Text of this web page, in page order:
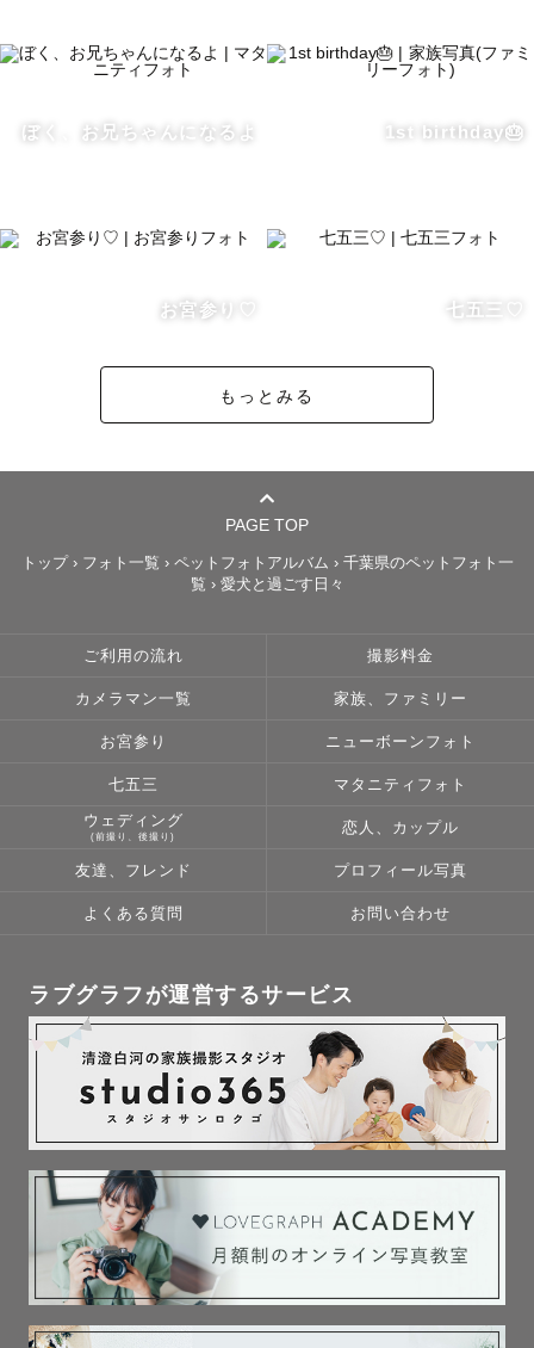
・水天宮（中央区）
・赤坂日枝神社（千代田区）
・葛飾八幡宮(市川市)
・成田山新勝寺（成田市）
七五三のご予約、土日や大安から埋まっていきます。
10時以降〜は基本的に混んでいますので、早朝の撮影がお
午前枠：8:00-10:00までに撮影開始
午後枠：13:00-15:00までに撮影開始
とさせていただきます。
された方には時間変更をお願いする場合がございます。
最寄り駅から現地まで徒歩15分を超える場合はタクシーで
向かいます。
はじめまして！千葉県を拠点に活動しているフォトグラフ
ァーの ぷりん です。
リン」と、応援しているアイドルグループの「プリン好き
けできるように、心を込めて撮影しています。
🌸 ぷりんのこと
兵庫県出身で、2023年から千葉県に移り住みました。
中学・高校時代は吹奏楽部でホルンを担当。中学時代に姪
が生まれたことをきっかけに「子どもって可愛いな」と感
じ、保育の道を志すように。大学では保育学科で学びなが
ら、学童保育、保育園などでアルバイトも経験。
大学卒業後は2年間保育士をしていました。
ぼく、お兄ちゃんになるよ 1st birthday🎂
お宮参り♡ 七五三♡
もっとみる
PAGE TOP
トップ› フォト一覧 › ペットフォトアルバム › 千葉県のペットフォト一
覧 › 愛犬と過ごす日々
ご利用の流れ 撮影料金
カメラマン一覧 家族、ファミリー
お宮参り ニューボーンフォト
七五三 マタニティフォト
ウェディング
(前撮り、後撮り)
恋人、カップル
友達、フレンド プロフィール写真
よくある質問 お問い合わせ
ラブグラフが運営するサービス